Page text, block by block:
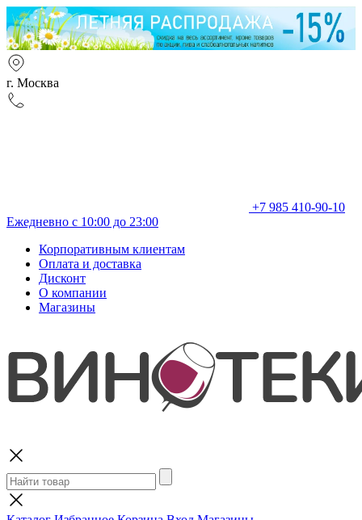
г. Москва
+7 985 410-90-10
Ежедневно с 10:00 до 23:00
Корпоративным клиентам
Оплата и доставка
Дисконт
О компании
Магазины